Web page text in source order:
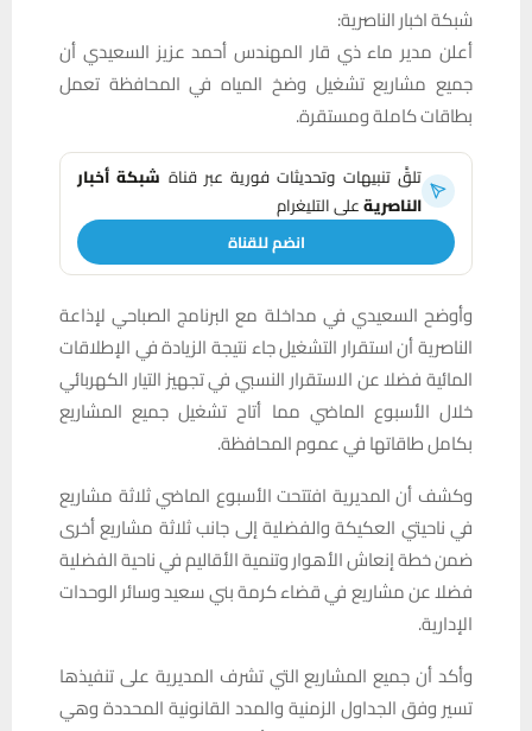
شبكة اخبار الناصرية:
أعلن مدير ماء ذي قار المهندس أحمد عزيز السعيدي أن
جميع مشاريع تشغيل وضخ المياه في المحافظة تعمل
بطاقات كاملة ومستقرة.
تلقَّ تنبيهات وتحديثات فورية عبر قناة شبكة أخبار
الناصريةعلى التليغرام
انضم للقناة
وأوضح السعيدي في مداخلة مع البرنامج الصباحي لإذاعة
الناصرية أن استقرار التشغيل جاء نتيجة الزيادة في الإطلاقات
المائية فضلا عن الاستقرار النسبي في تجهيز التيار الكهربائي
خلال الأسبوع الماضي مما أتاح تشغيل جميع المشاريع
بكامل طاقاتها في عموم المحافظة.
وكشف أن المديرية افتتحت الأسبوع الماضي ثلاثة مشاريع
في ناحيتي العكيكة والفضلية إلى جانب ثلاثة مشاريع أخرى
ضمن خطة إنعاش الأهوار وتنمية الأقاليم في ناحية الفضلية
فضلا عن مشاريع في قضاء كرمة بني سعيد وسائر الوحدات
الإدارية.
وأكد أن جميع المشاريع التي تشرف المديرية على تنفيذها
تسير وفق الجداول الزمنية والمدد القانونية المحددة وهي